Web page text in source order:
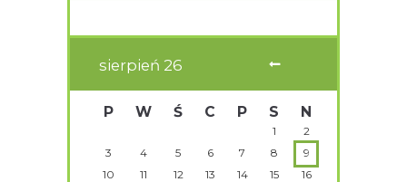
sierpień 26
P W Ś C P S N
1
2
3
4 5 6 7 8
9
10
11 12 13 14 15
16